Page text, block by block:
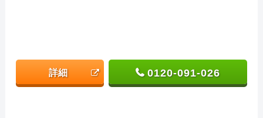
詳細 0120-091-026